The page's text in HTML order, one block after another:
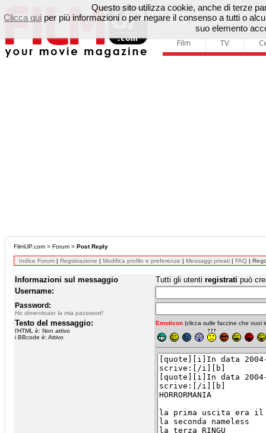
Film TV
FilmUP.com > Forum > Post Reply
Indice Forum | Registrazione | Modifica profilo e preferenze | Messaggi privati | FAQ |
Informazioni sul messaggio Tutti gli utenti registrati può
Username:
Password:
Ho dimenticato la mia password!
Testo del messaggio:
l'HTML è: Non attivo
i BBcode è: Attivo
Emoticon (clicca sulle faccine che vuoi
Questo sito utilizza cookie, anche di terze
Clicca qui per più informazioni o per negare il consenso a tutti o
suo elemento